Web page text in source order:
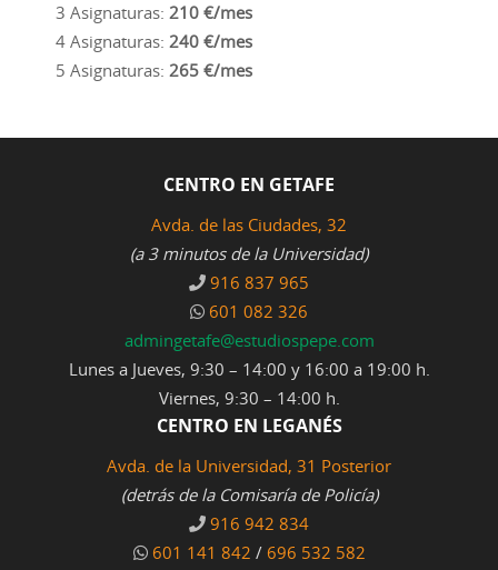
3 Asignaturas: 210 €/mes
4 Asignaturas: 240 €/mes
5 Asignaturas: 265 €/mes
CENTRO EN GETAFE
Avda. de las Ciudades, 32
(a 3 minutos de la Universidad)
916 837 965
601 082 326
admingetafe@estudiospepe.com
Lunes a Jueves, 9:30 – 14:00 y 16:00 a 19:00 h.
Viernes, 9:30 – 14:00 h.
CENTRO EN LEGANÉS
Avda. de la Universidad, 31 Posterior
(detrás de la Comisaría de Policía)
916 942 834
601 141 842 / 696 532 582